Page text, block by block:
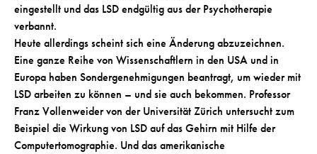
eingestellt und das LSD endgültig aus der Psychotherapie
verbannt.
Heute allerdings scheint sich eine Änderung abzuzeichnen.
Eine ganze Reihe von Wissenschaftlern in den USA und in
Europa haben Sondergenehmigungen beantragt, um wieder mit
LSD arbeiten zu können – und sie auch bekommen. Professor
Franz Vollenweider von der Universität Zürich untersucht zum
Beispiel die Wirkung von LSD auf das Gehirn mit Hilfe der
Computertomographie. Und das amerikanische